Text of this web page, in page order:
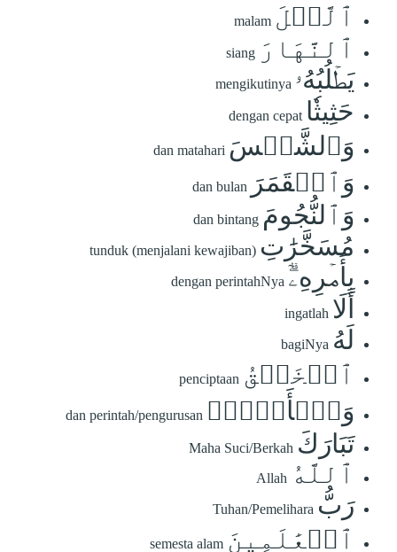
ٱلَّيۡلَ malam
ٱلنَّهَارَ siang
يَطۡلُبُهُۥ mengikutinya
حَثِيثٗا dengan cepat
وَٱلشَّمۡسَ dan matahari
وَٱلۡقَمَرَ dan bulan
وَٱلنُّجُومَ dan bintang
مُسَخَّرَٰتِ tunduk (menjalani kewajiban)
بِأَمۡرِهِۦٓۗ dengan perintahNya
أَلَا ingatlah
لَهُ bagiNya
ٱلۡخَلۡقُ penciptaan
وَٱلۡأَمۡرُۗ dan perintah/pengurusan
تَبَارَكَ Maha Suci/Berkah
ٱللَّهُ Allah
رَبُّ Tuhan/Pemelihara
ٱلۡعَٰلَمِينَ semesta alam